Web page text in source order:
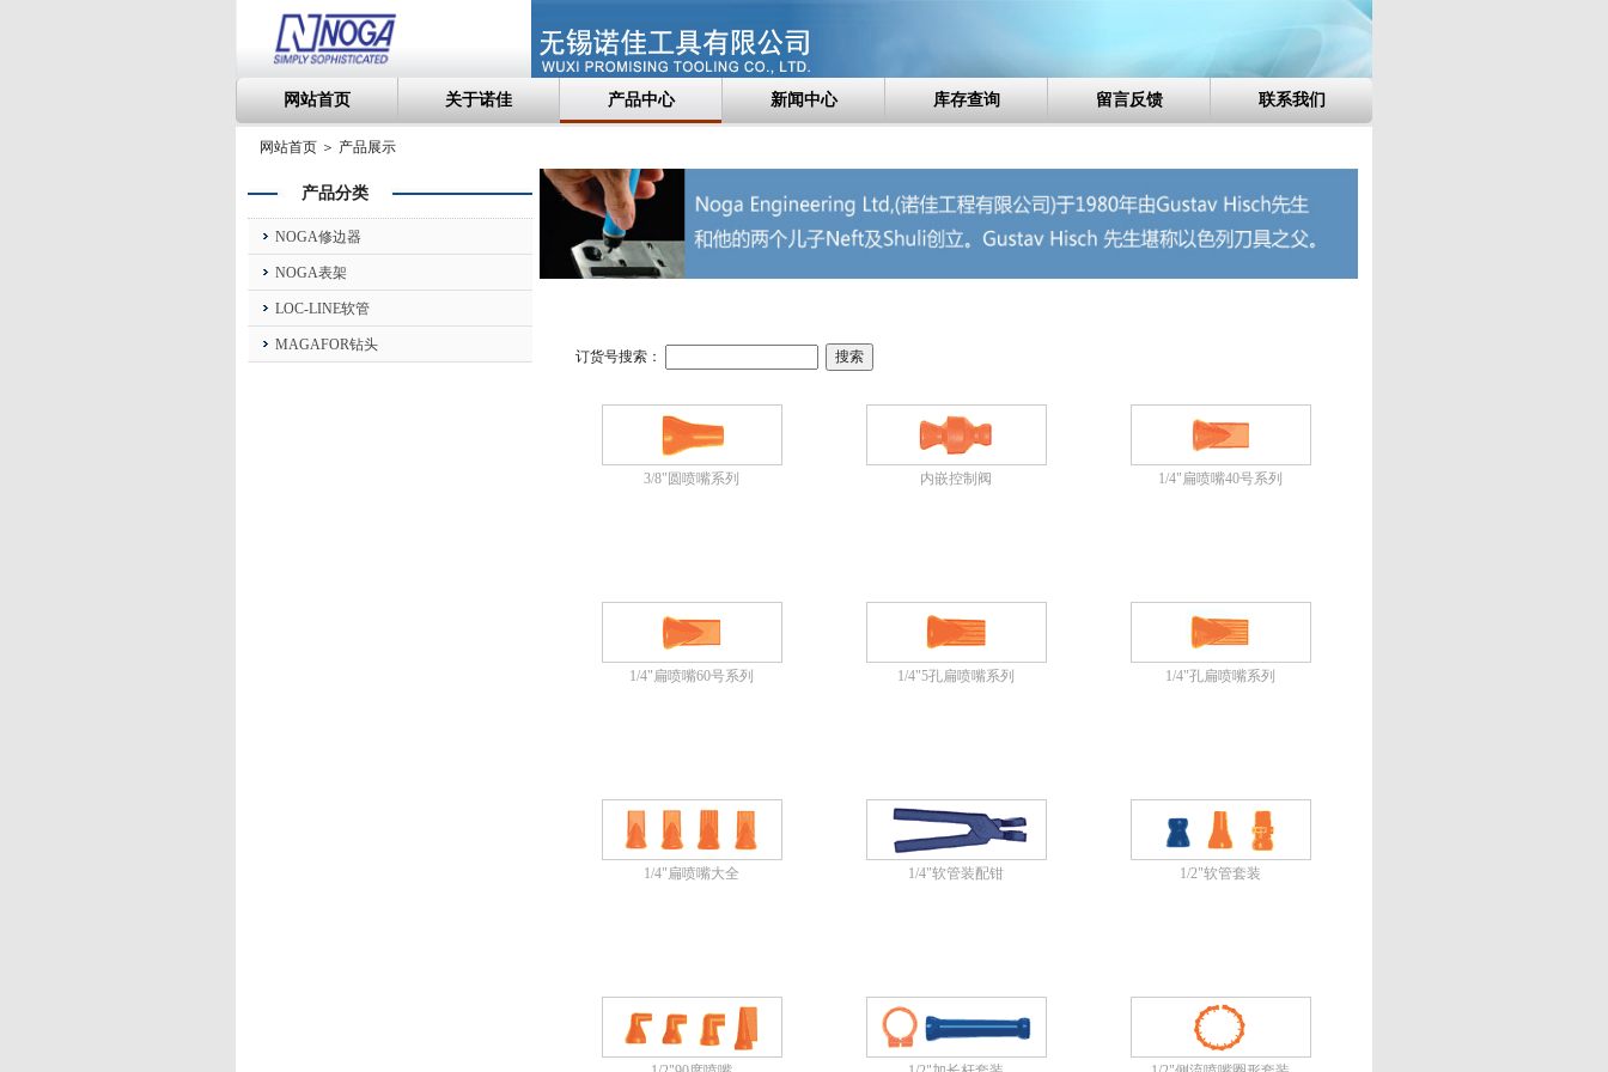
网站首页 关于诺佳 产品中心 新闻中心 库存查询 留言反馈 联系我们
网站首页 ＞ 产品展示
产品分类
NOGA修边器
NOGA表架
LOC-LINE软管
MAGAFOR钻头
订货号搜索：
3/8"圆喷嘴系列 内嵌控制阀 1/4"扁喷嘴40号系列
1/4"扁喷嘴60号系列 1/4"5孔扁喷嘴系列 1/4"孔扁喷嘴系列
1/4"扁喷嘴大全 1/4"软管装配钳 1/2"软管套装